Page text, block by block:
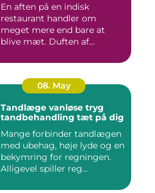
En aften på en indisk
restaurant handler om
meget mere end bare at
blive mæt. Duften af
08. May
Tandlæge vanløse tryg
tandbehandling tæt på dig
Mange forbinder tandlægen
med ubehag, høje lyde og en
bekymring for regningen.
Alligevel spiller reg...